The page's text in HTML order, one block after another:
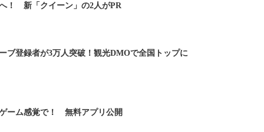
！ 新「クイーン」の2人がPR
ブ登録者が3万人突破！観光DMOで全国トップに
ーム感覚で！ 無料アプリ公開